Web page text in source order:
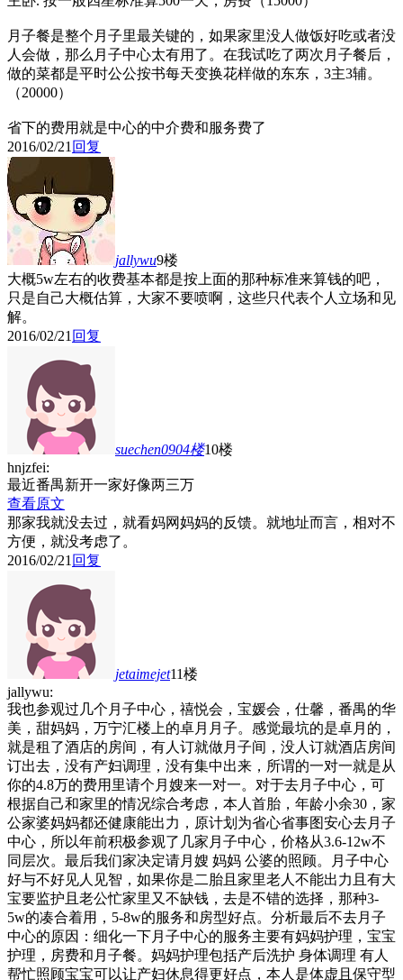
月子餐是整个月子里最关键的，如果家里没人做饭好吃或者没
人会做，那么月子中心太有用了。在我试吃了两次月子餐后，
做的菜都是平时公公按书每天变换花样做的东东，3主3辅。
（20000）
省下的费用就是中心的中介费和服务费了
2016/02/21回复
jallywu9楼
大概5w左右的收费基本都是按上面的那种标准来算钱的吧，
只是自己大概估算，大家不要喷啊，这些只代表个人立场和见
解。
2016/02/21回复
suechen0904楼10楼
hnjzfei:
最近番禺新开一家好像两三万
查看原文
那家我就没去过，就看妈网妈妈的反馈。就地址而言，相对不
方便，就没考虑了。
2016/02/21回复
jetaimejet11楼
jallywu:
我也参观过几个月子中心，禧悦会，宝媛会，仕馨，番禺的华
美，甜妈妈，万宁汇楼上的卓月月子。感觉最坑的是卓月的，
就是租了酒店的房间，有人订就做月子间，没人订就酒店房间
订出去，没有产妇调理，没有集中出来，所谓的一对一就是从
你的4.8万的费用里请个月嫂来一对一。对于去月子中心，可
根据自己和家里的情况综合考虑，本人首胎，年龄小余30，家
公家婆妈妈都还健康能出力，原计划为省心省事图安心去月子
中心，所以年前积极参观了几家月子中心，价格从3.6-12w不
同层次。最后我们家决定请月嫂 妈妈 公婆的照顾。月子中心
好与不好见人见智，如果你是二胎且家里老人不能出力且有大
宝要监护且老公忙家里又不缺钱，去是不错的选择，那种3-
5w的凑合着用，5-8w的服务和房型好点。分析最后不去月子
中心的原因：细化一下月子中心的服务主要有妈妈护理，宝宝
护理，房费和月子餐。妈妈护理包括产后洗护 身体调理 有人
帮忙照顾宝宝可以让产妇休息得更好点，本人是体虚且保守型